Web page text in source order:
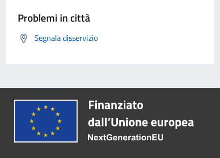
Problemi in città
Segnala disservizio